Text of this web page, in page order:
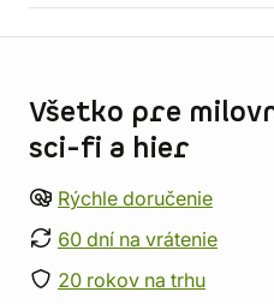
Všetko pre
sci-fi a hier
Rýchle doručenie
60 dní na vrátenie
20 rokov na trhu